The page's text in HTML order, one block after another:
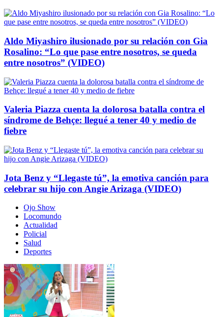
Aldo Miyashiro ilusionado por su relación con Gia
Rosalino: “Lo que pase entre nosotros, se queda
entre nosotros” (VIDEO)
Valeria Piazza cuenta la dolorosa batalla contra el
síndrome de Behçe: llegué a tener 40 y medio de
fiebre
Jota Benz y “Llegaste tú”, la emotiva canción para
celebrar su hijo con Angie Arizaga (VIDEO)
Ojo Show
Locomundo
Actualidad
Policial
Salud
Deportes